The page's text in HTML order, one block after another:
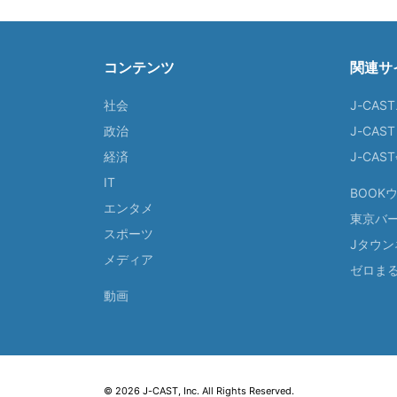
コンテンツ
社会
政治
経済
IT
エンタメ
スポーツ
メディア
動画
関連サ
J-
J-
J-
BOOK
東京バ
Jタウン
ゼロま
© 2026 J-CAST, Inc. All Rights Reserved.